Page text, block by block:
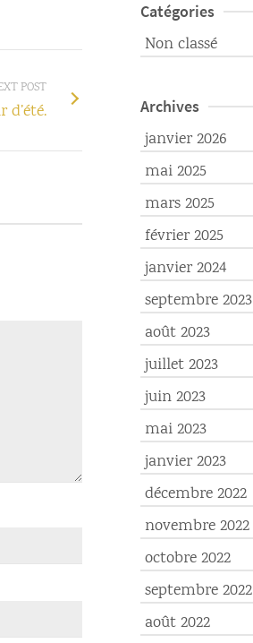
POST
d’été.
Catégories
Non classé
Archives
janvier 2026
mai 2025
mars 2025
février 2025
janvier 2024
septembre 2023
août 2023
juillet 2023
juin 2023
mai 2023
janvier 2023
décembre 2022
novembre 2022
octobre 2022
septembre 2022
août 2022